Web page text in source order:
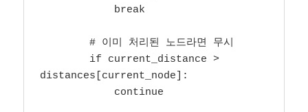
distances[current_node]: